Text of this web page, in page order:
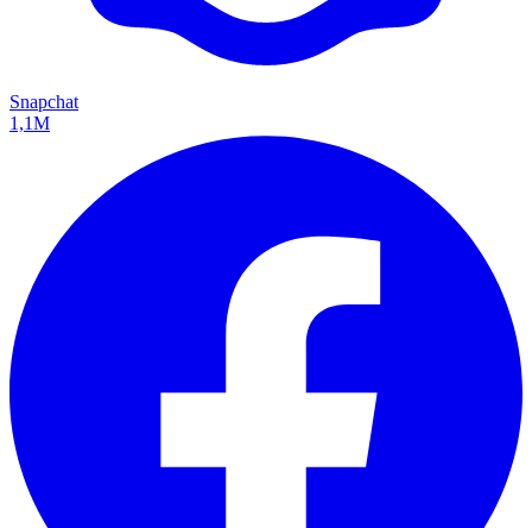
Snapchat
1,1M